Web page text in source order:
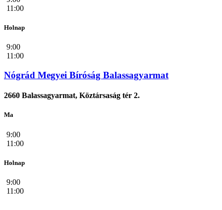
11:00
Holnap
9:00
11:00
Nógrád Megyei Bíróság Balassagyarmat
2660 Balassagyarmat, Köztársaság tér 2.
Ma
9:00
11:00
Holnap
9:00
11:00